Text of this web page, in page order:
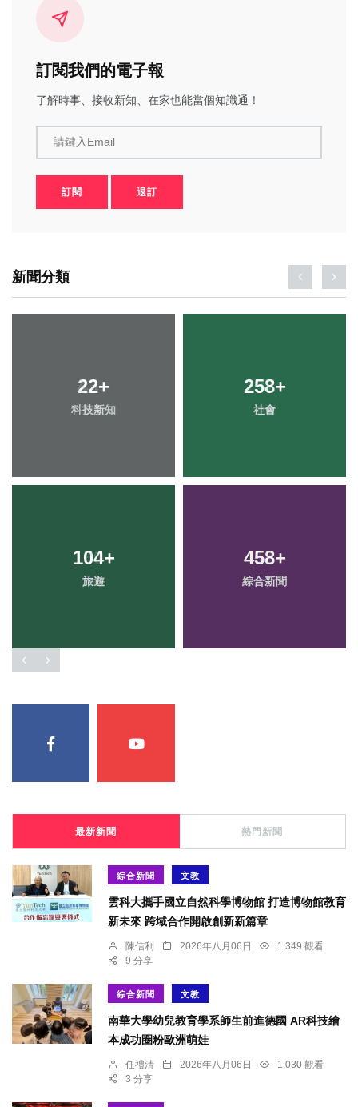
訂閱我們的電子報
了解時事、接收新知、在家也能當個知識通！
請鍵入Email
訂閱 退訂
新聞分類
22+
科技新知
258+
社會
104+
旅遊
458+
綜合新聞
最新新聞 熱門新聞
綜合新聞 文教
雲科大攜手國立自然科學博物館 打造博物館教育
新未來 跨域合作開啟創新新篇章
陳信利 2026年八月06日
1,349 觀看
9 分享
綜合新聞 文教
南華大學幼兒教育學系師生前進德國 AR科技繪
本成功圈粉歐洲萌娃
任禮清 2026年八月06日
1,030 觀看
3 分享